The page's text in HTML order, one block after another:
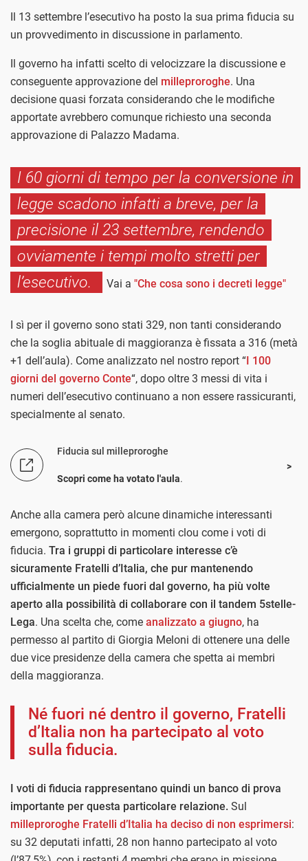
Il 13 settembre l’esecutivo ha posto la sua prima fiducia su
un provvedimento in discussione in parlamento.
Il governo ha infatti scelto di velocizzare la discussione e
conseguente approvazione del milleproroghe. Una
decisione quasi forzata considerando che le modifiche
apportate avrebbero comunque richiesto una seconda
approvazione di Palazzo Madama.
I 60 giorni di tempo per la conversione in
legge scadono infatti a breve, per la
precisione il 23 settembre, rendendo
ovviamente i tempi molto stretti per
l’esecutivo.
Vai a "Che cosa sono i decreti legge"
I sì per il governo sono stati 329, non tanti considerando
che la soglia abituale di maggioranza è fissata a 316 (metà
+1 dell’aula). Come analizzato nel nostro report “I 100
giorni del governo Conte“, dopo oltre 3 messi di vita i
numeri dell’esecutivo continuano a non essere rassicuranti,
specialmente al senato.
Fiducia sul milleproroghe
Scopri come ha votato l'aula.
Anche alla camera però alcune dinamiche interessanti
emergono, soprattutto in momenti clou come i voti di
fiducia. Tra i gruppi di particolare interesse c’è
sicuramente Fratelli d’Italia, che pur mantenendo
ufficialmente un piede fuori dal governo, ha più volte
aperto alla possibilità di collaborare con il tandem 5stelle-
Lega. Una scelta che, come analizzato a giugno, ha
permesso al partito di Giorgia Meloni di ottenere una delle
due vice presidenze della camera che spetta ai membri
della maggioranza.
Né fuori né dentro il governo, Fratelli
d’Italia non ha partecipato al voto
sulla fiducia.
I voti di fiducia rappresentano quindi un banco di prova
importante per questa particolare relazione. Sul
milleproroghe Fratelli d’Italia ha deciso di non esprimersi:
su 32 deputati infatti, 28 non hanno partecipato al voto